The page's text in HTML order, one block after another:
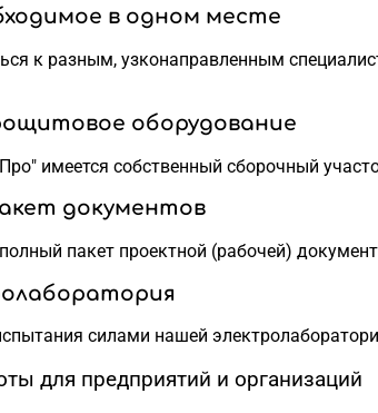
в одном месте
к разным, узконаправленным
оборудование
имеется собственный сборочный
документов
пакет проектной (рабочей)
силами нашей
для предприятий и организаций